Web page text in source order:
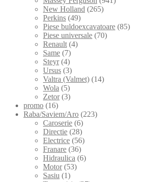
New Holland (265)
Perkins (49)
Piese buldoexcavatoare (85)
Piese universale (70)
Renault (4)
Same (7)
Steyr (4)
Ursus (3)
Valtra (Valmet) (14)
Wola (5)
Zetor (3)
promo (16)
Raba/Saviem/Aro (223)
Caroserie (6)
Directie (28)
Electrice (56)
Franare (36)
Hidraulica (6)
Motor (53)
Sasiu (1)